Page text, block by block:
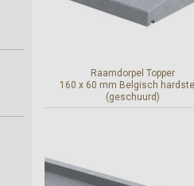
Raamdorpel Topper
160 x 60 mm Belgisch
(geschuurd)